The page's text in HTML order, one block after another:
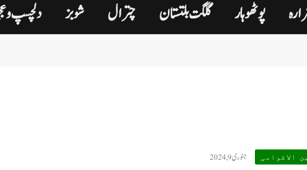
پوٹھوہار گلگت بلتستان چترال شوبز دلچسپ و
الاقوامی جنوری 9, 2024